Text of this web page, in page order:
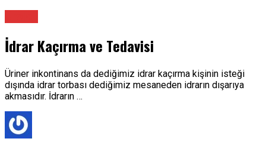
İdrar Kaçırma ve Tedavisi
Üriner inkontinans da dediğimiz idrar kaçırma kişinin isteği
dışında idrar torbası dediğimiz mesaneden idrarın dışarıya
akmasıdır. İdrarın …